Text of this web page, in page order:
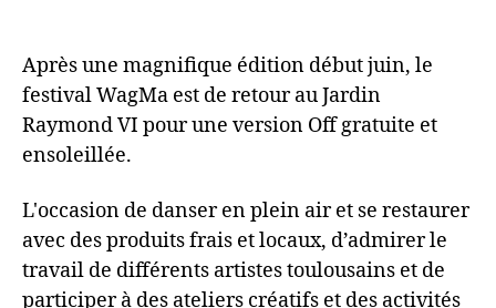
Après une magnifique édition début juin, le
festival WagMa est de retour au Jardin
Raymond VI pour une version Off gratuite et
ensoleillée.
L'occasion de danser en plein air et se restaurer
avec des produits frais et locaux, d’admirer le
travail de différents artistes toulousains et de
participer à des ateliers créatifs et des activités